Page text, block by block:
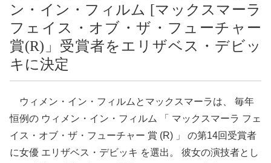
ン・イン・フィルム [マックスマーラ
フェイス・オブ・ザ・フューチャー
賞(R)」受賞者をエリザベス・デビッ
キに決定
ウィメン・イン・フィルムとマックスマーラは、 毎年
恒例の ウィメン・イン・フィルム 「 マックスマーラ フェ
イス・オブ・ザ・フューチャー 賞 (R) 」 の第14回受賞者
に女優 エリザベス・デビッキ を選出。 彼女の演技者とし